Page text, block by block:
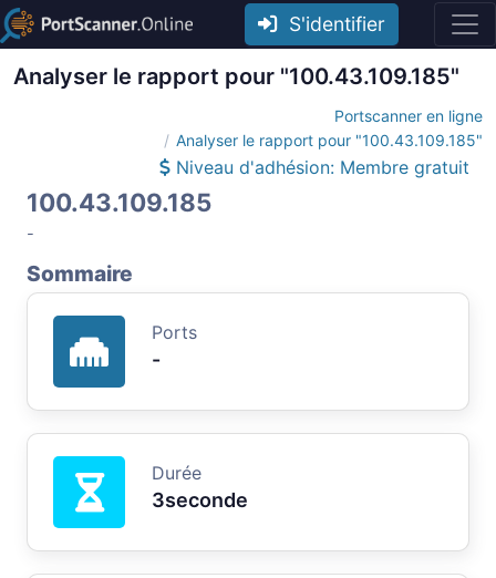
S'identifier
Analyser le rapport pour "100.43.109.185"
Portscanner en ligne
Analyser le rapport pour "100.43.109.185"
Niveau d'adhésion: Membre gratuit
100.43.109.185
-
Sommaire
Ports
-
Durée
3seconde